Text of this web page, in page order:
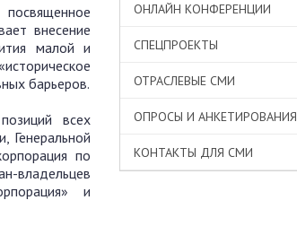
внесение
малой и
барьеров.
всех
Генеральной
по
владельцев
и
ОНЛАЙН КОНФЕРЕНЦИИ
СПЕЦПРОЕКТЫ
ОТРАСЛЕВЫЕ СМИ
ОПРОСЫ И АНКЕТИРОВАНИЯ
КОНТАКТЫ ДЛЯ СМИ